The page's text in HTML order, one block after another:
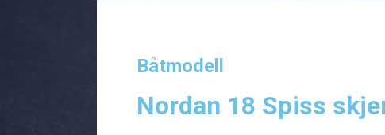
Båtmodell
Nordan 18 Spiss